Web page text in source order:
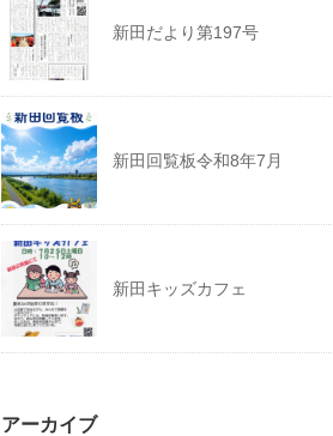
新田だより第197号
新田回覧板令和8年7月
新田キッズカフェ
アーカイブ